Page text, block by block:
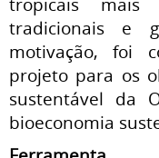
tradicionais e
motivação, foi
projeto para os
sustentável da
bioeconomia